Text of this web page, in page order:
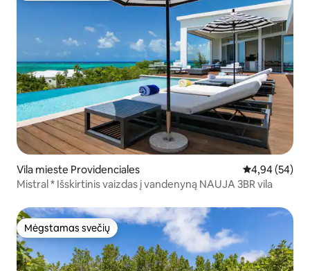
Vila mieste Providenciales Vidutinis
4,94 (54)
Mistral * Išskirtinis vaizdas į vandenyną NAUJA 3BR vila
Mėgstamas svečių
Mėgstamas svečių